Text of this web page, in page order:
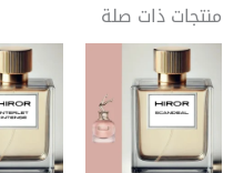
منتجات ذات صلة
نطاق
السعر:
من
خلال
العديد
الأشكال